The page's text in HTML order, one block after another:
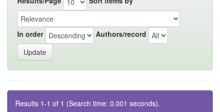
In order Authors/record
Results 1-1 of 1 (Search time: 0.001 seconds).